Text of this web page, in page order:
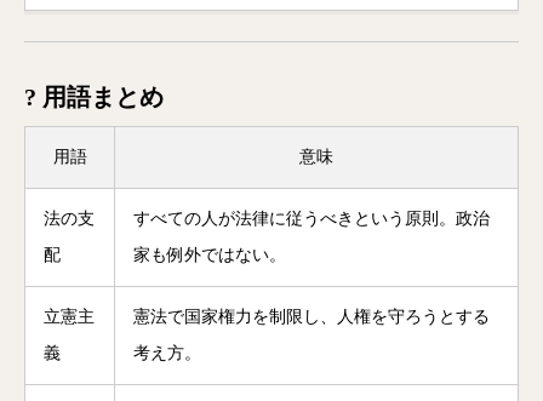
? 用語まとめ
用語 意味
法の支
配
すべての人が法律に従うべきという原則。政治
家も例外ではない。
立憲主
義
憲法で国家権力を制限し、人権を守ろうとする
考え方。